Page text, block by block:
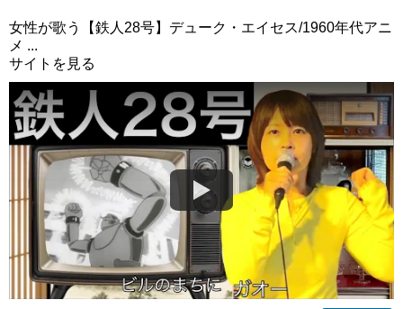
女性が歌う【鉄人28号】デューク・エイセス/1960年代アニ
メ ...
サイトを見る